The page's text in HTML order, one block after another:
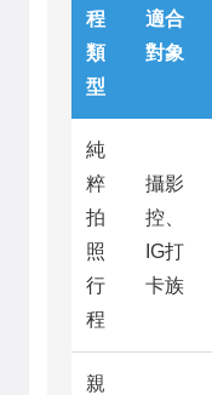
程
類
型
適合
對象
純
粹
拍
照
行
程
攝影
控、
IG打
卡族
親